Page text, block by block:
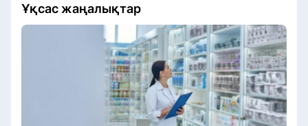
Ұқсас жаңалықтар